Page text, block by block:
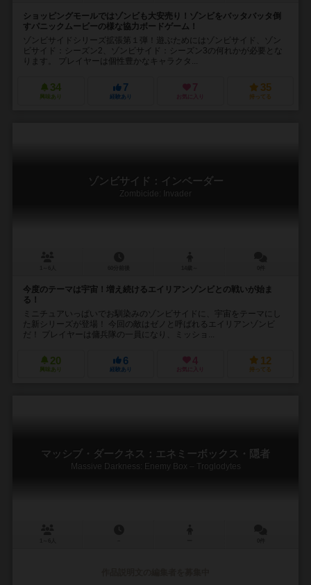
ショッピングモールではゾンビも大安売り！ゾンビをバッタバッタ倒
すパニックムービーの様な協力ボードゲーム！
ゾンビサイドシリーズ拡張第１弾！遊ぶためにはゾンビサイド、ゾン
ビサイド：シーズン2、ゾンビサイド：シーズン3の何れかが必要とな
ります。 プレイヤーは個性豊かなキャラクタ...
34
興味あり
7
経験あり
7
お気に入り
35
持ってる
ゾンビサイド：インベーダー
Zombicide: Invader
今度のテーマは宇宙！増え続けるエイリアンゾンビとの戦いが始ま
る！
ミニチュアいっぱいでお馴染みのゾンビサイドに、宇宙をテーマにし
た新シリーズが登場！ 今回の敵はゼノと呼ばれるエイリアンゾンビ
だ！ プレイヤーは傭兵隊の一員になり、ミッショ...
20
興味あり
6
経験あり
4
お気に入り
12
持ってる
マッシブ・ダークネス：エネミーボックス・隠者
Massive Darkness: Enemy Box – Troglodytes